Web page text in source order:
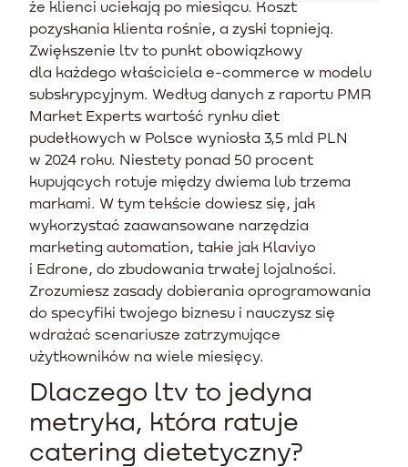
że klienci uciekają po miesiącu. Koszt
pozyskania klienta rośnie, a zyski topnieją.
Zwiększenie ltv to punkt obowiązkowy
dla każdego właściciela e-commerce w modelu
subskrypcyjnym. Według danych z raportu PMR
Market Experts wartość rynku diet
pudełkowych w Polsce wyniosła 3,5 mld PLN
w 2024 roku. Niestety ponad 50 procent
kupujących rotuje między dwiema lub trzema
markami. W tym tekście dowiesz się, jak
wykorzystać zaawansowane narzędzia
marketing automation, takie jak Klaviyo
i Edrone, do zbudowania trwałej lojalności.
Zrozumiesz zasady dobierania oprogramowania
do specyfiki twojego biznesu i nauczysz się
wdrażać scenariusze zatrzymujące
użytkowników na wiele miesięcy.
Dlaczego ltv to jedyna
metryka, która ratuje
catering dietetyczny?